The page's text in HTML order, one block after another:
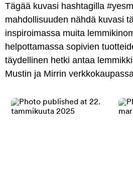
Tägää kuvasi hashtagilla
mahdollisuuden nähdä kuvasi
inspiroimassa muita
helpottamassa sopivien
täydellinen hetki antaa
Mustin ja Mirrin